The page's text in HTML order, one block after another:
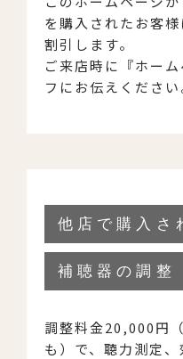
を購入されたお客
割引します。
ご来店時に『ホー
フにお伝えください
他店で購入さ
補聴器の調整
調整料金20,000円
も）で、聴力測定